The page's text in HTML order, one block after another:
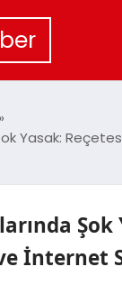
Yasak:
Şok
İnternet